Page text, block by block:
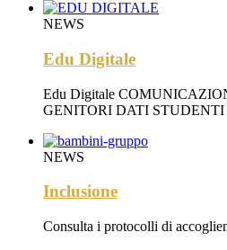
NEWS
Edu Digitale
Edu Digitale
GENITORI DATI STUDENTI
NEWS
Inclusione
Consulta i protocolli di